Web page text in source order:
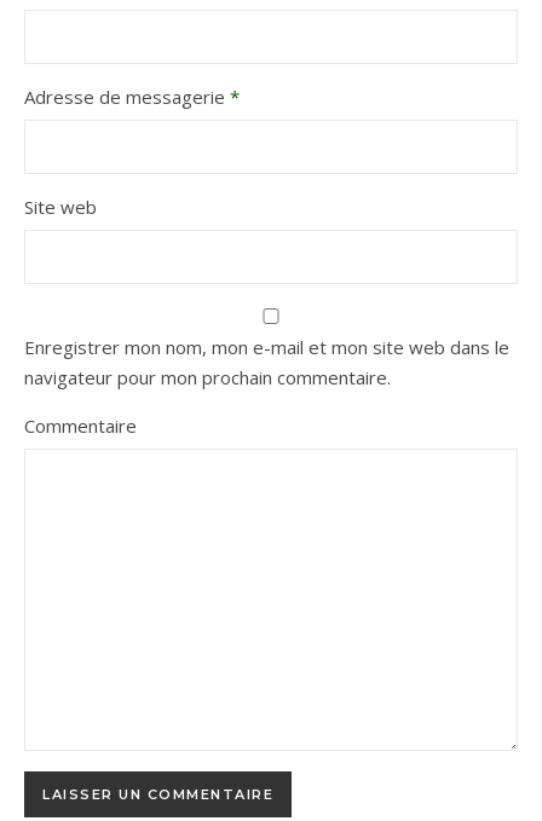
Adresse de messagerie *
Site web
Enregistrer mon nom, mon e-mail et mon site web dans le
navigateur pour mon prochain commentaire.
Commentaire